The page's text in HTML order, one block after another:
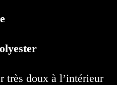
très doux à l’intérieur